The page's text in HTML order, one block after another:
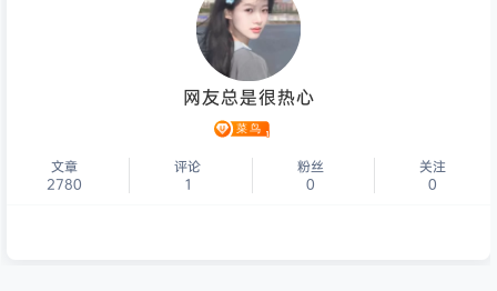
个人主页
网友总是很热心
文章
2780
评论
1
粉丝
0
关注
0